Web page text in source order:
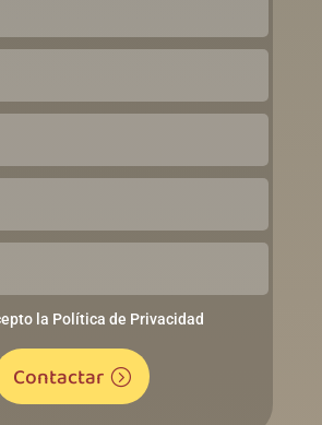
la Política de Privacidad
Contactar